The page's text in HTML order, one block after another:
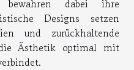
dabei ihre
Designs setzen
und zurückhaltende
Ästhetik optimal mit